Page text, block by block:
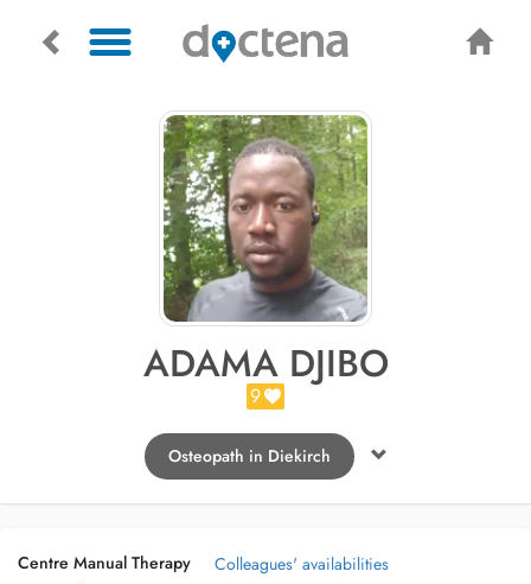
ADAMA DJIBO
9
Osteopath in Diekirch
Centre Manual Therapy
Colleagues' availabilities